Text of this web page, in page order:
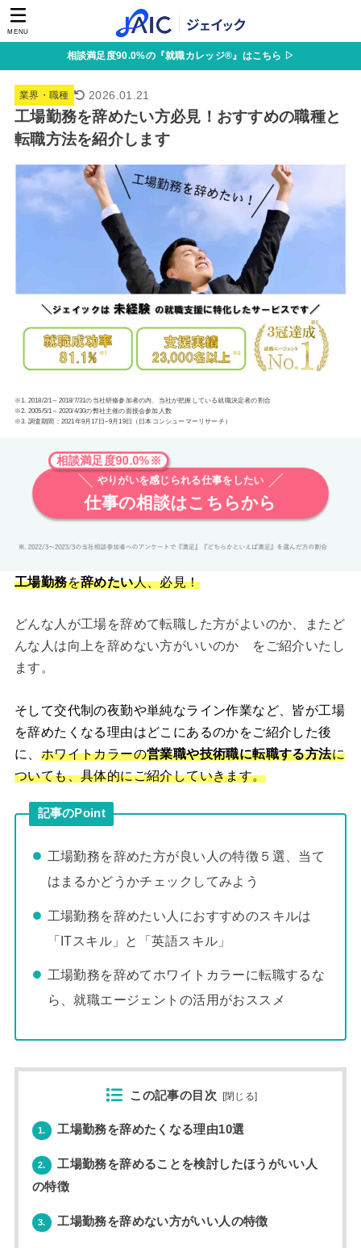
MENU
相談満足度90.0%の『就職カレッジ®』はこちら ▷
業界・職種 2026.01.21
工場勤務を辞めたい方必見！おすすめの職種と
転職方法を紹介します
※1. 2018/2/1～2018/7/31の当社研修参加者の内、当社が把握している就職決定者の割合
※2. 2005/5/1～2020/4/30の弊社主催の面接会参加人数
※3. 調査期間：2021年9月17日~9月19日（日本コンシューマーリサーチ）
相談満足度90.0%※
やりがいを感じられる仕事をしたい
仕事の相談はこちらから
工場勤務を辞めたい人、必見！
どんな人が工場を辞めて転職した方がよいのか、またど
んな人は向上を辞めない方がいいのか をご紹介いたし
ます。
そして交代制の夜勤や単純なライン作業など、皆が工場
を辞めたくなる理由はどこにあるのかをご紹介した後
に、 ホワイトカラーの営業職や技術職に転職する方法に
ついても、具体的にご紹介していきます。
記事のPoint
工場勤務を辞めた方が良い人の特徴５選、当て
はまるかどうかチェックしてみよう
工場勤務を辞めたい人におすすめのスキルは
「ITスキル」と「英語スキル」
工場勤務を辞めてホワイトカラーに転職するな
ら、就職エージェントの活用がおススメ
この記事の目次 [閉じる]
1. 工場勤務を辞めたくなる理由10選
2.
工場勤務を辞めることを検討したほうがいい人
の特徴
3. 工場勤務を辞めない方がいい人の特徴